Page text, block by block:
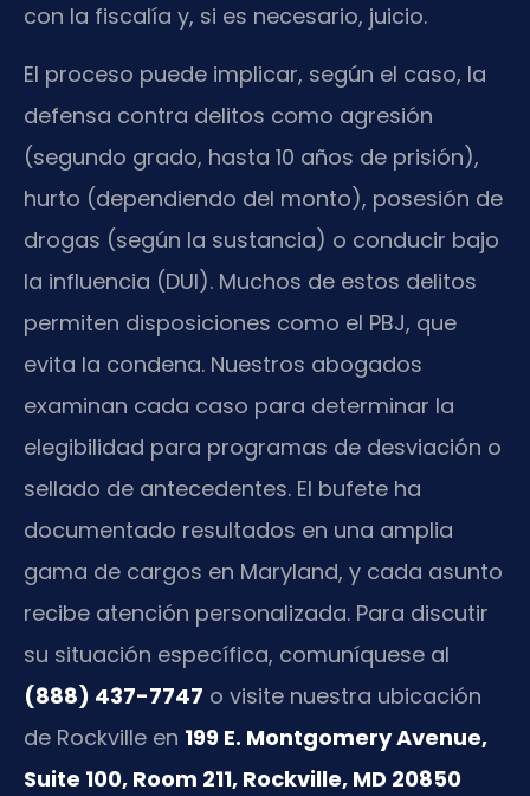
con la fiscalía y, si es necesario, juicio.
El proceso puede implicar, según el caso, la
defensa contra delitos como agresión
(segundo grado, hasta 10 años de prisión),
hurto (dependiendo del monto), posesión de
drogas (según la sustancia) o conducir bajo
la influencia (DUI). Muchos de estos delitos
permiten disposiciones como el PBJ, que
evita la condena. Nuestros abogados
examinan cada caso para determinar la
elegibilidad para programas de desviación o
sellado de antecedentes. El bufete ha
documentado resultados en una amplia
gama de cargos en Maryland, y cada asunto
recibe atención personalizada. Para discutir
su situación específica, comuníquese al
(888) 437-7747 o visite nuestra ubicación
de Rockville en 199 E. Montgomery Avenue,
Suite 100, Room 211, Rockville, MD 20850